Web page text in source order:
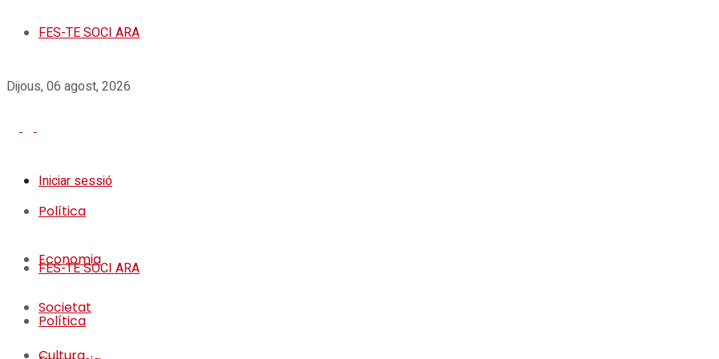
FES-TE SOCI ARA
Dijous, 06 agost, 2026
Iniciar sessió
Política
Economia
Societat
FES-TE SOCI ARA
Política